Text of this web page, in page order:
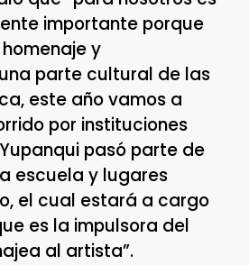
importante porque
y
parte cultural de las
este año vamos a
por instituciones
pasó parte de
escuela y lugares
el cual estará a cargo
es la impulsora del
al artista”.